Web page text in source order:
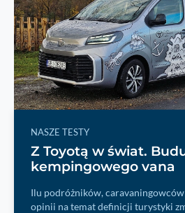
NASZE TESTY
Z Toyotą w świat.
kempingowego vana
Ilu podróżników,
opinii na temat definicji turystyki